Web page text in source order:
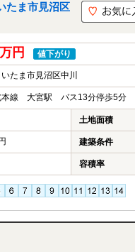
ま市見沼区
円 値下がり
たま市見沼区中川
本線 大宮駅 バス13分停歩5分
土地面積
建築条件
容積率